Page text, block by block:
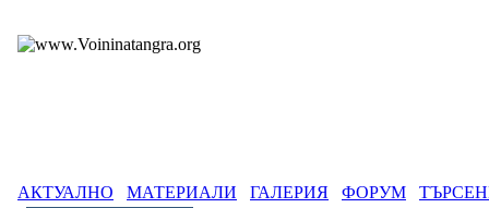
АКТУАЛНО МАТЕРИАЛИ ГАЛЕРИЯ ФОРУМ